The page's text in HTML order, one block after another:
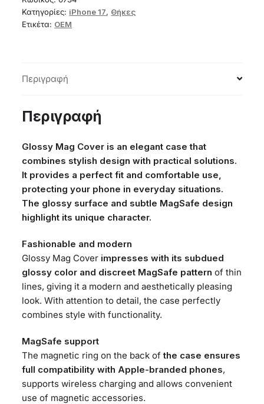
Mag
ποσότητα
Κατηγορίες: iPhone 17, Θήκες
Ετικέτα: OEM
Περιγραφή
Περιγραφή
Glossy Mag Cover is an elegant case that
combines stylish design with practical solutions.
It provides a perfect fit and comfortable use,
protecting your phone in everyday situations.
The glossy surface and subtle MagSafe design
highlight its unique character.
Fashionable and modern
Glossy Mag Cover impresses with its subdued
glossy color and discreet MagSafe pattern of thin
lines, giving it a modern and aesthetically pleasing
look. With attention to detail, the case perfectly
combines style with functionality.
MagSafe support
The magnetic ring on the back of the case ensures
full compatibility with Apple-branded phones,
supports wireless charging and allows convenient
use of magnetic accessories.